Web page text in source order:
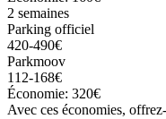
2 semaines
Parking officiel
420-490€
Parkmoov
112-168€
Économie: 320€
Avec ces économies,